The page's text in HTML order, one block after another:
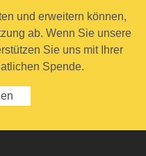
und erweitern können,
ab. Wenn Sie unsere
Sie uns mit Ihrer
Spende.